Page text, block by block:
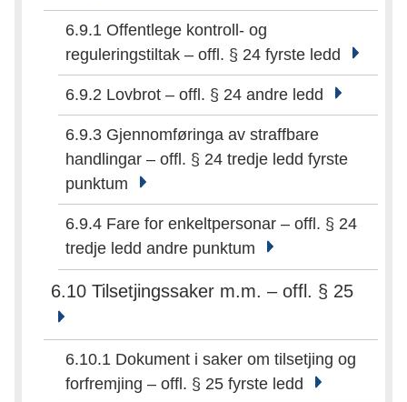
6.9.1 Offentlege kontroll- og
reguleringstiltak – offl. § 24 fyrste ledd
6.9.2 Lovbrot – offl. § 24 andre ledd
6.9.3 Gjennomføringa av straffbare
handlingar – offl. § 24 tredje ledd fyrste
punktum
6.9.4 Fare for enkeltpersonar – offl. § 24
tredje ledd andre punktum
6.10 Tilsetjingssaker m.m. – offl. § 25
6.10.1 Dokument i saker om tilsetjing og
forfremjing – offl. § 25 fyrste ledd